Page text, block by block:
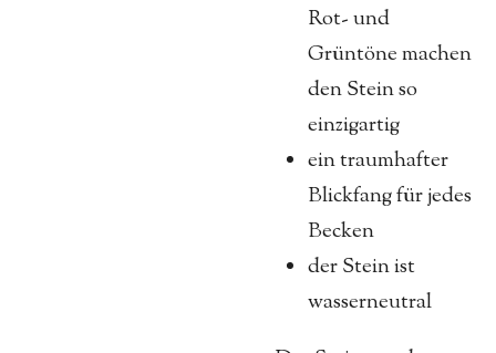
Rot- und
Grüntöne machen
den Stein so
einzigartig
ein traumhafter
Blickfang für jedes
Becken
der Stein ist
wasserneutral